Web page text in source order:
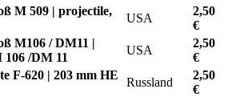
M 509 | projectile,
USA
2,50
€
M106 / DM11 |
/DM 11
USA
2,50
€
F-620 | 203 mm HE
Russland
2,50
€